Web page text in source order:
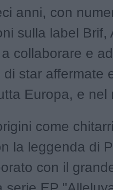
anni, con
sulla label Brif,
collaborare e
di star affermate
Europa, e nel
come
la leggenda di
con il